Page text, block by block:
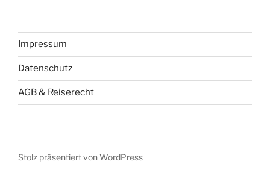
Impressum
Datenschutz
AGB & Reiserecht
Stolz präsentiert von WordPress